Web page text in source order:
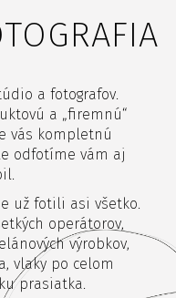
a fotografov.
a „firemnú“
vás kompletnú
odfotíme vám aj
už fotili asi všetko.
operátorov,
výrobkov,
vlaky po celom
prasiatka.